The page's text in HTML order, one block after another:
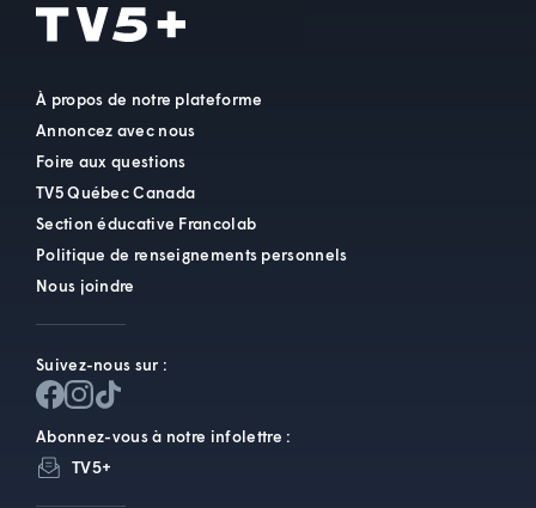
À propos de notre plateforme
Annoncez avec nous
Foire aux questions
TV5 Québec Canada
Section éducative Francolab
Politique de renseignements personnels
Nous joindre
Suivez-nous sur :
Abonnez-vous à notre infolettre :
TV5+